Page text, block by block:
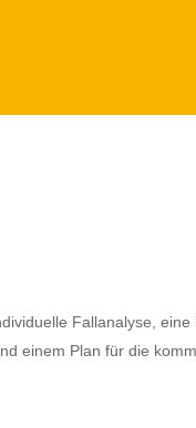
Fallanalyse ,
einem Plan für die